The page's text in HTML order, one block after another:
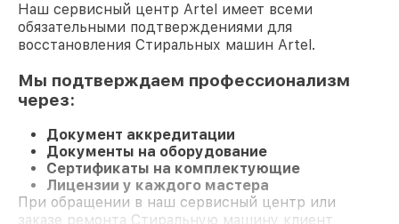
Наш сервисный центр Artel имеет всеми
обязательными подтверждениями для
восстановления Стиральных машин Artel.
Мы подтверждаем профессионализм
через:
Документ аккредитации
Документы на оборудование
Сертификаты на комплектующие
Лицензии у каждого мастера
При обращении в наш сервисный центр или
заказе ремонта Стиральную машину клиент